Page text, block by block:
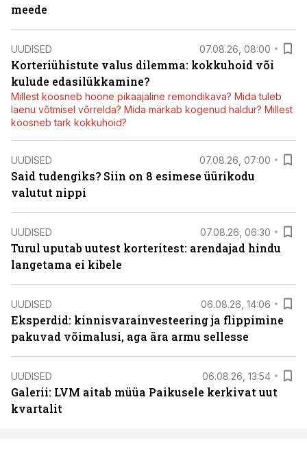
meede
UUDISED 07.08.26, 08:00
Korteriühistute valus dilemma: kokkuhoid või
kulude edasilükkamine?
Millest koosneb hoone pikaajaline remondikava? Mida tuleb
laenu võtmisel võrrelda? Mida märkab kogenud haldur? Millest
koosneb tark kokkuhoid?
UUDISED 07.08.26, 07:00
Said tudengiks? Siin on 8 esimese üürikodu
valutut nippi
UUDISED 07.08.26, 06:30
Turul uputab uutest korteritest: arendajad hindu
langetama ei kibele
UUDISED 06.08.26, 14:06
Eksperdid: kinnisvarainvesteering ja flippimine
pakuvad võimalusi, aga ära armu sellesse
UUDISED 06.08.26, 13:54
Galerii: LVM aitab müüa Paikusele kerkivat uut
kvartalit